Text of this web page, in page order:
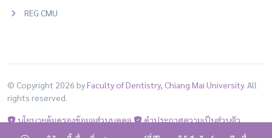
REG CMU
© Copyright 2026 byFaculty of Dentistry, Chiang Mai University. All
rights reserved.
นโยบายคุ้มครองข้อมูลส่วนบุคคล
คำประกาศความเป็นส่วนตัว